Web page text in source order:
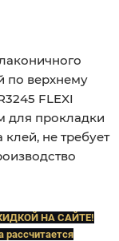
по верхнему
FLEXI
для прокладки
не требует
НА САЙТЕ!
рассчитается